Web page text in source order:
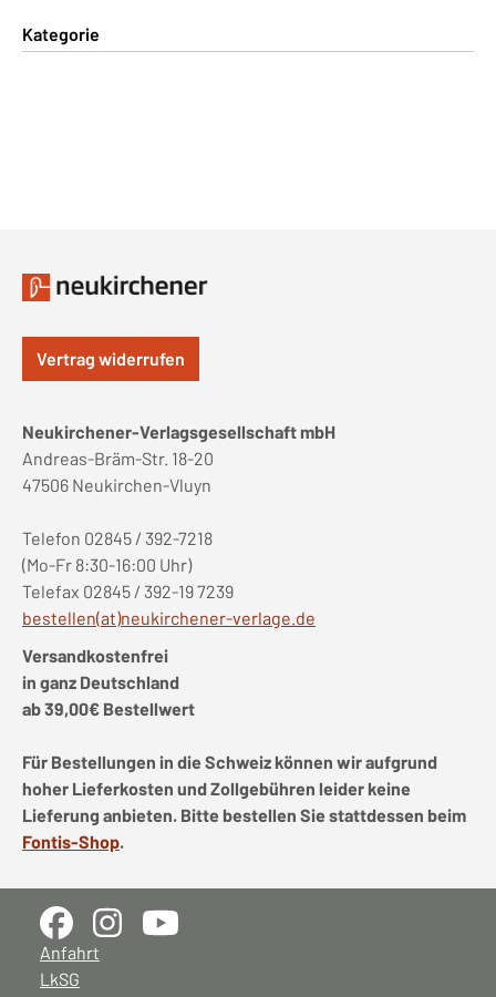
Kategorie
Vertrag widerrufen
Neukirchener-Verlagsgesellschaft mbH
Andreas-Bräm-Str. 18-20
47506 Neukirchen-Vluyn
Telefon 02845 / 392-7218
(Mo-Fr 8:30-16:00 Uhr)
Telefax 02845 / 392-19 7239
bestellen(at)neukirchener-verlage.de
Versandkostenfrei
in ganz Deutschland
ab 39,00€ Bestellwert
Für Bestellungen in die Schweiz können wir aufgrund
hoher Lieferkosten und Zollgebühren leider keine
Lieferung anbieten. Bitte bestellen Sie stattdessen beim
Fontis-Shop.
Anfahrt
LkSG